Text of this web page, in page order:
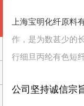
上海宝明化纤原料
作，是为数甚少的
行细旦丙纶有色短
公司坚持诚信宗